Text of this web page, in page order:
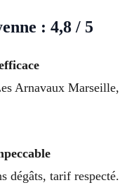
: 4,8 / 5
Arnavaux Marseille,
dégâts, tarif respecté.